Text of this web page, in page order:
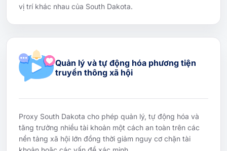
vị trí khác nhau của South Dakota.
Quản lý và tự động hóa phương tiện
truyền thông xã hội
Proxy South Dakota cho phép quản lý, tự động hóa và
tăng trưởng nhiều tài khoản một cách an toàn trên các
nền tảng xã hội lớn đồng thời giảm nguy cơ chặn tài